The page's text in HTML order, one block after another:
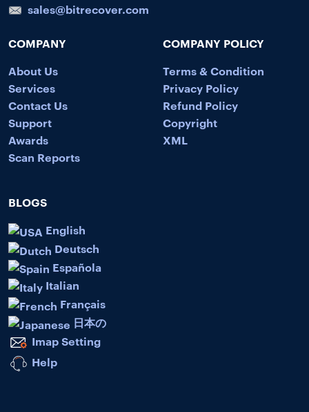
sales@bitrecover.com
COMPANY
About Us
Services
Contact Us
Support
Awards
Scan Reports
COMPANY POLICY
Terms & Condition
Privacy Policy
Refund Policy
Copyright
XML
BLOGS
English
Deutsch
Española
Italian
Français
日本の
Imap Setting
Help